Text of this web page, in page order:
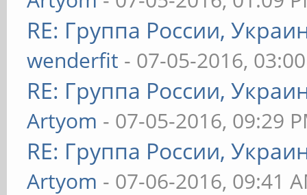
RE: Группа России,
wenderfit - 07-05-2016,
RE: Группа России,
Artyom - 07-05-2016, 09:29
RE: Группа России,
Artyom - 07-06-2016, 09:41